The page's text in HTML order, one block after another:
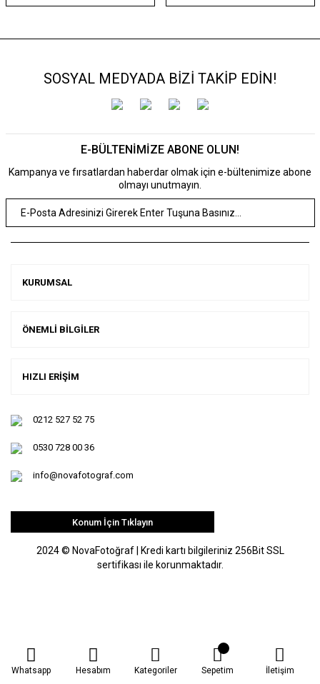
SOSYAL MEDYADA BİZİ TAKİP EDİN!
E-BÜLTENİMİZE ABONE OLUN!
Kampanya ve fırsatlardan haberdar olmak için e-bültenimize abone
olmayı unutmayın.
KURUMSAL
ÖNEMLİ BİLGİLER
HIZLI ERİŞİM
0212 527 52 75
0530 728 00 36
info@novafotograf.com
Konum İçin Tıklayın
2024 © NovaFotoğraf | Kredi kartı bilgileriniz 256Bit SSL
sertifikası ile korunmaktadır.
Whatsapp Hesabım Kategoriler Sepetim İletişim
ideasoft
e-
ile